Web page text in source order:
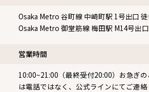
Osaka Metro 谷町線 中崎町駅 1号出口
Osaka Metro 御堂筋線 梅田駅 M14号出
営業時間
10:00~21:00（最終受付20:00）お急ぎ
は電話ではなく、公式ラインにてご連